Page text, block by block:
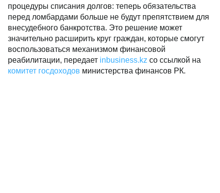
процедуры списания долгов: теперь обязательства
перед ломбардами больше не будут препятствием для
внесудебного банкротства. Это решение может
значительно расширить круг граждан, которые смогут
воспользоваться механизмом финансовой
реабилитации, передает inbusiness.kz со ссылкой на
комитет госдоходов министерства финансов РК.